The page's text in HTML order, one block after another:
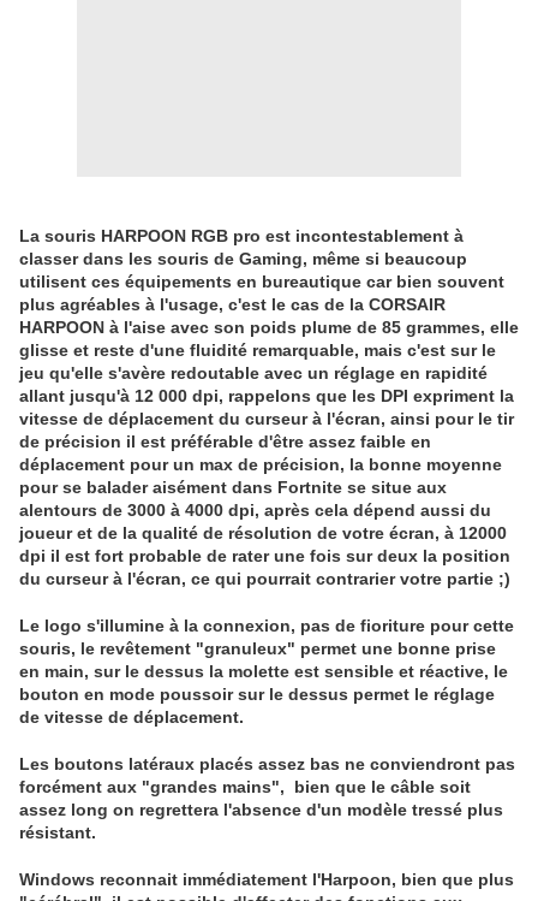
La souris HARPOON RGB pro est incontestablement à
classer dans les souris de Gaming, même si beaucoup
utilisent ces équipements en bureautique car bien souvent
plus agréables à l'usage, c'est le cas de la CORSAIR
HARPOON à l'aise avec son poids plume de 85 grammes, elle
glisse et reste d'une fluidité remarquable, mais c'est sur le
jeu qu'elle s'avère redoutable avec un réglage en rapidité
allant jusqu'à 12 000 dpi, rappelons que les DPI expriment la
vitesse de déplacement du curseur à l'écran, ainsi pour le tir
de précision il est préférable d'être assez faible en
déplacement pour un max de précision, la bonne moyenne
pour se balader aisément dans Fortnite se situe aux
alentours de 3000 à 4000 dpi, après cela dépend aussi du
joueur et de la qualité de résolution de votre écran, à 12000
dpi il est fort probable de rater une fois sur deux la position
du curseur à l'écran, ce qui pourrait contrarier votre partie ;)
Le logo s'illumine à la connexion, pas de fioriture pour cette
souris, le revêtement "granuleux" permet une bonne prise
en main, sur le dessus la molette est sensible et réactive, le
bouton en mode poussoir sur le dessus permet le réglage
de vitesse de déplacement.
Les boutons latéraux placés assez bas ne conviendront pas
forcément aux "grandes mains", bien que le câble soit
assez long on regrettera l'absence d'un modèle tressé plus
résistant.
Windows reconnait immédiatement l'Harpoon, bien que plus